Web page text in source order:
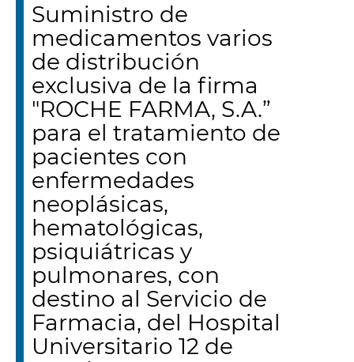
Suministro de
medicamentos varios
de distribución
exclusiva de la firma
"ROCHE FARMA, S.A.”
para el tratamiento de
pacientes con
enfermedades
neoplásicas,
hematológicas,
psiquiátricas y
pulmonares, con
destino al Servicio de
Farmacia, del Hospital
Universitario 12 de